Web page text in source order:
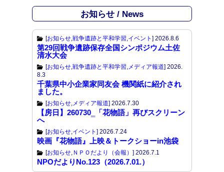
お知らせ / News
[お知らせ,戦争遺跡と平和学習,イベント ] 2026.8.6
第29回戦争遺跡保存全国シンポジウム土佐
清水大会
[お知らせ,戦争遺跡と平和学習,メディア報道] 2026.
8.3
千葉県中小企業家同友会 機関紙に紹介され
ました。
[お知らせ,メディア報道] 2026.7.30
【房日】260730‗「花物語」再びスクリーン
へ
[お知らせ,イベント ] 2026.7.24
映画『花物語』上映＆トークショーin池袋
[お知らせ,ＮＰＯだより（会報） ] 2026.7.1
NPOだよりNo.123（2026.7.01.）